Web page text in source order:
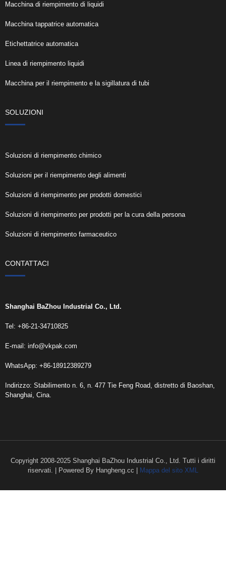
Macchina di riempimento di liquidi
Macchina tappatrice automatica
Etichettatrice automatica
Linea di riempimento liquidi
Macchina per il riempimento e la sigillatura di tubi
SOLUZIONI
Soluzioni di riempimento chimico
Soluzioni per il riempimento degli alimenti
Soluzioni di riempimento per prodotti domestici
Soluzioni di riempimento per prodotti per la cura della persona
Soluzioni di riempimento farmaceutico
CONTATTACI
Shanghai BaZhou Industrial Co., Ltd.
Tel: +86-21-34710825
E-mail: info@vkpak.com
WhatsApp: +86-18912389279
Indirizzo: Stabilimento n. 6, n. 477 Tie Feng Road, distretto di Baoshan,
Shanghai, Cina.
Copyright 2008-2025 Shanghai BaZhou Industrial Co., Ltd. Tutti i diritti
riservati. | Powered By Hangheng.cc |
Mappa del sito XML